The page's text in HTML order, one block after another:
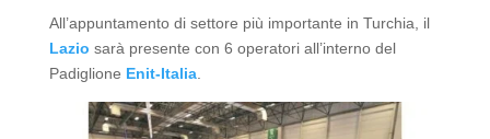
All’appuntamento di settore più importante in Turchia, il
Lazio sarà presente con 6 operatori all’interno del
Padiglione Enit-Italia.